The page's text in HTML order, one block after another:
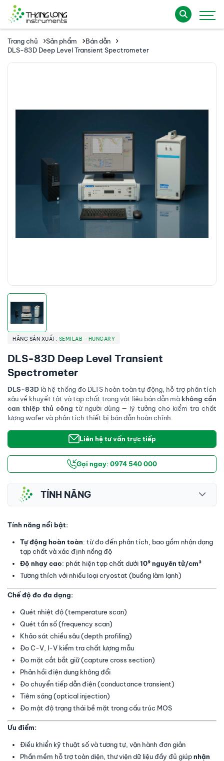
Trang chủ Sản phẩm
Bán dẫn
DLS-83D Deep Level Transient Spectrometer
HÃNG SẢN XUẤT: SEMILAB - HUNGARY
DLS-83D Deep Level Transient
Spectrometer
DLS-83D là hệ thống đo DLTS hoàn toàn tự động, hỗ trợ phân tích
sâu về khuyết tật và tạp chất trong vật liệu bán dẫn mà không cần
can thiệp thủ công từ người dùng — lý tưởng cho kiểm tra chất
lượng wafer và phân tích thiết bị bán dẫn hoàn chỉnh.
Liên hệ tư vấn trực tiếp
Gọi ngay: 0974 540 000
TÍNH NĂNG
Tính năng nổi bật:
Tự động hoàn toàn: từ đo đến phân tích, bao gồm nhận dạng
tạp chất và xác định nồng độ
Độ nhạy cao: phát hiện tạp chất dưới10⁹ nguyên tử/cm³
Tương thích với nhiều loại cryostat (buồng làm lạnh)
Chế độ đo đa dạng:
Quét nhiệt độ (temperature scan)
Quét tần số (frequency scan)
Khảo sát chiều sâu (depth profiling)
Đo C-V, I-V kiểm tra chất lượng mẫu
Đo mặt cắt bắt giữ (capture cross section)
Phản hồi điện dung không đổi
Đo chuyển tiếp dẫn điện (conductance transient)
Tiêm sáng (optical injection)
Đo mật độ trạng thái bề mặt trong cấu trúc MOS
Ưu điểm:
Điều khiển kỹ thuật số và tương tự, vận hành đơn giản
Phần mềm hỗ trợ toàn diện, thư viện dữ liệu đầy đủ giúpnhận